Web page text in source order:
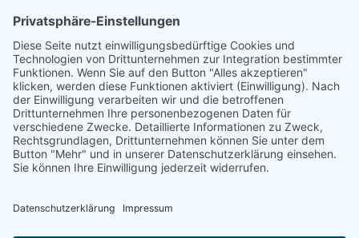
HAUPTBÜRO: LEIPZIG
Hohe Straße 11
04107 Leipzig
Tel.: +49 341 22 54 13 50
info@steinbeis-mediation.com
Wirtschaftsmediation